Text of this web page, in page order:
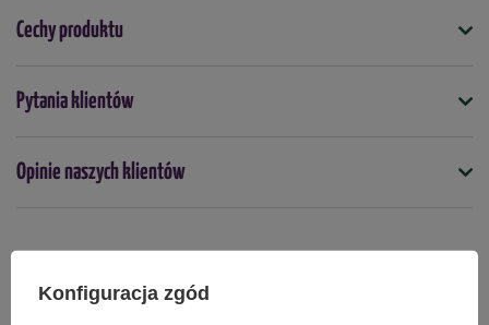
Cechy produktu
Symbol
5907632720045
Podmiot odpowiedzialny za ten produkt na terenie UE
Pytania klientów
Opinie naszych klientów
Produkty powiązane
Konfiguracja zgód